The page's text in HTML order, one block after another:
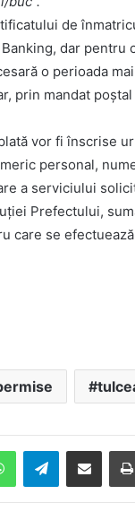
de
dar pentru
o perioada
prin mandat
vor fi înscrise
personal,
a serviciului
Prefectului,
care se
Telegram